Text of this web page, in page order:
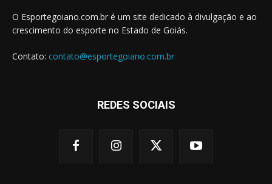
O Esportegoiano.com.br é um site dedicado à divulgação e ao
crescimento do esporte no Estado de Goiás.
Contato: contato@esportegoiano.com.br
REDES SOCIAIS